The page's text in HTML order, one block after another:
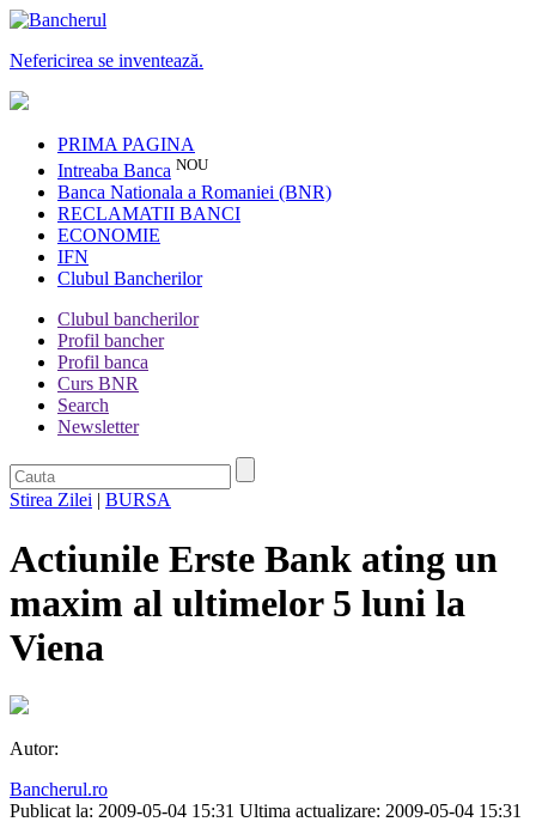
Nefericirea se inventează.
PRIMA PAGINA
Intreaba Banca NOU
Banca Nationala a Romaniei (BNR)
RECLAMATII BANCI
ECONOMIE
IFN
Clubul Bancherilor
Clubul bancherilor
Profil bancher
Profil banca
Curs BNR
Search
Newsletter
Stirea Zilei | BURSA
Actiunile Erste Bank ating un
maxim al ultimelor 5 luni la
Viena
Autor:
Bancherul.ro
Publicat la: 2009-05-04 15:31 Ultima actualizare: 2009-05-04 15:31